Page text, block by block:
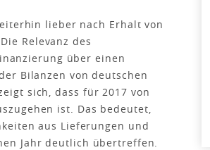
lieber nach Erhalt von
Relevanz des
über einen
Bilanzen von deutschen
sich, dass für 2017 von
ist. Das bedeutet,
aus Lieferungen und
Jahr deutlich übertreffen.